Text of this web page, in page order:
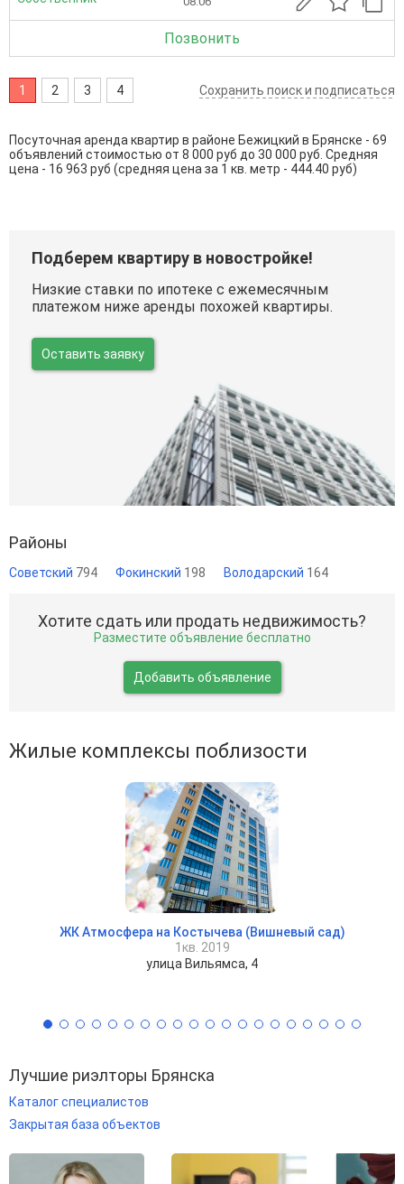
Позвонить
1 2 3 4 Сохранить поиск и подписаться
Посуточная аренда квартир в районе Бежицкий в Брянске - 69
объявлений стоимостью от 8 000 руб до 30 000 руб. Средняя
цена - 16 963 руб (средняя цена за 1 кв. метр - 444.40 руб)
Подберем квартиру в новостройке!
Низкие ставки по ипотеке с ежемесячным
платежом ниже аренды похожей квартиры.
Оставить заявку
Районы
Советский 794 Фокинский 198 Володарский 164
Хотите сдать или продать недвижимость?
Разместите объявление бесплатно
Добавить объявление
Жилые комплексы поблизости
ЖК Атмосфера на Костычева (Вишневый сад)
1кв. 2019
улица Вильямса, 4
Лучшие риэлторы Брянска
Каталог специалистов
Закрытая база объектов